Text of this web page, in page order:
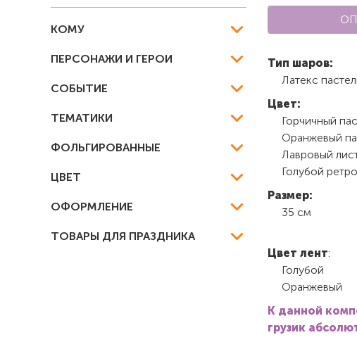
КОМУ
ПЕРСОНАЖИ И ГЕРОИ
СОБЫТИЕ
ТЕМАТИКИ
ФОЛЬГИРОВАННЫЕ
ЦВЕТ
ОФОРМЛЕНИЕ
ТОВАРЫ ДЛЯ ПРАЗДНИКА
Тип шаров:
Латекс
Цвет:
Горчичный
Оранжевый
Лавровый
Голубой
Размер:
35 см
Цвет лент:
Голубой
Оранжевый
К данной
грузик